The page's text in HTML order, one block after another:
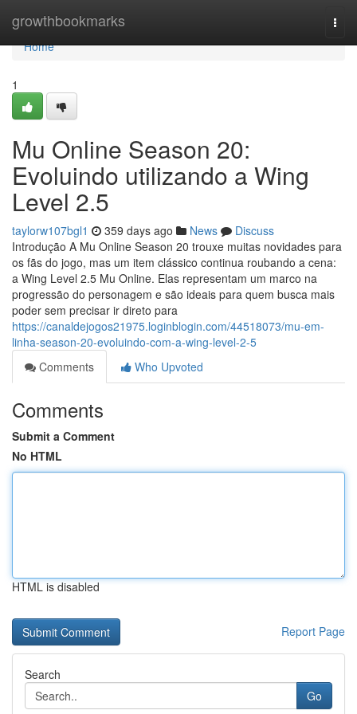
growthbookmarks
Home
Home
1
Mu Online Season 20:
Evoluindo utilizando a Wing
Level 2.5
taylorw107bgl1 359 days ago News
Discuss
Introdução A Mu Online Season 20 trouxe muitas novidades para
os fãs do jogo, mas um item clássico continua roubando a cena:
a Wing Level 2.5 Mu Online. Elas representam um marco na
progressão do personagem e são ideais para quem busca mais
poder sem precisar ir direto para
https://canaldejogos21975.loginblogin.com/44518073/mu-em-
linha-season-20-evoluindo-com-a-wing-level-2-5
Comments
Who Upvoted
Comments
Submit a Comment
No HTML
HTML is disabled
Report Page
Search
Go